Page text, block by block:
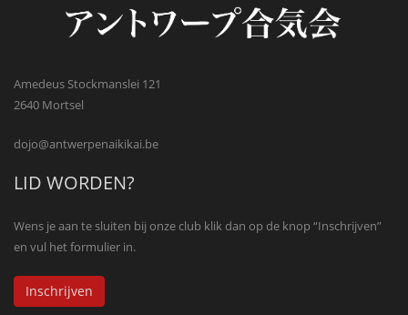
Amedeus Stockmanslei 121
2640 Mortsel
dojo@antwerpenaikikai.be
LID WORDEN?
Wens je aan te sluiten bij onze club klik dan op de knop “Inschrijven”
en vul het formulier in.
Inschrijven